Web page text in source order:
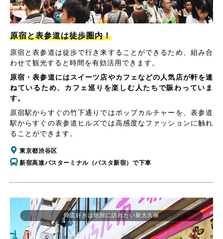
原宿と表参道は徒歩圏内！
原宿と表参道は徒歩で行き来することができるため、組み合
わせて観光すると時間を有効活用できます。
原宿・表参道にはスイーツ店やカフェなどの人気店が軒を連
ねているため、カフェ巡りを楽しむ人たちで賑わっていま
す。
原宿駅からすぐの竹下通りではポップカルチャーを、表参道
駅からすぐの表参道ヒルズでは高感度なファッションに触れ
ることができます。
東京都渋谷区
新宿高速バスターミナル（バスタ新宿）で下車
韓流好きは絶対に訪れたい新大久保